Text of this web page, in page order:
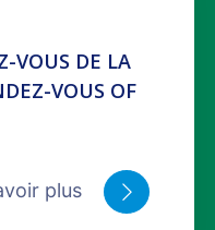
VOUS DE LA
VOUS OF
plus